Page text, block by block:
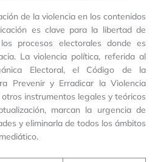
de la violencia en los contenidos
es clave para la libertad de
procesos electorales donde es
La violencia política, referida al
Electoral, el Código de la
Prevenir y Erradicar la Violencia
instrumentos legales y teóricos
marcan la urgencia de
y eliminarla de todos los ámbitos